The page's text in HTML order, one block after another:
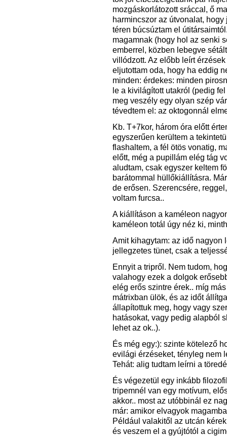
mozgáskorlátozott sráccal, ő
harmincszor az útvonalat,
téren búcsúztam el
magamnak (hogy hol az senki
emberrel, közben lebegve
villódzott. Az előbb leírt
eljutottam oda, hogy ha eddig
minden: érdekes: minden
le a kivilágított utakról (pedig
meg veszély egy olyan szép
tévedtem el: az oktogonnál
Kb. T+7kor, három óra előtt
egyszerűen kerültem a
flashaltem, a fél ötös vonatig,
előtt, még a pupillám elég tág
aludtam, csak egyszer keltem
barátommal hüllőkiállításra.
de erősen. Szerencsére,
voltam furcsa..
A kiállításon a kaméleon
kaméleon totál úgy néz ki,
Amit kihagytam: az idő nagyon
jellegzetes tünet, csak a
Ennyit a tripről. Nem tudom,
valahogy ezek a dolgok
elég erős szintre érek.. míg
mátrixban ülök, és az időt
állapítottuk meg, hogy vagy
hatásokat, vagy pedig alapból
lehet az ok..).
És még egy:): szinte kötelező
evilági érzéseket, tényleg nem
Tehát: alig tudtam leírni a
És végezetül egy inkább
tripemnél van egy motívum,
akkor.. most az utóbbinál ez
már: amikor elvagyok
Például valakitől az utcán
és veszem el a gyújtótól a